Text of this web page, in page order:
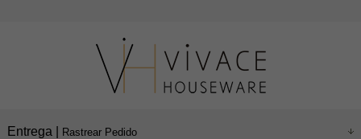
Entrega | Rastrear Pedido